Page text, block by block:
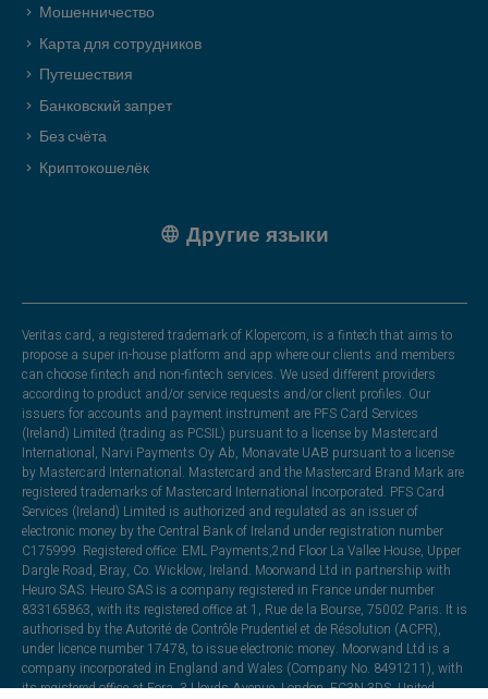
Мошенничество
Карта для сотрудников
Путешествия
Банковский запрет
Без счёта
Криптокошелёк
Другие языки
Veritas card, a registered trademark of Klopercom, is a fintech that aims to
propose a super in-house platform and app where our clients and members
can choose fintech and non-fintech services. We used different providers
according to product and/or service requests and/or client profiles. Our
issuers for accounts and payment instrument are PFS Card Services
(Ireland) Limited (trading as PCSIL) pursuant to a license by Mastercard
International, Narvi Payments Oy Ab, Monavate UAB pursuant to a license
by Mastercard International. Mastercard and the Mastercard Brand Mark are
registered trademarks of Mastercard International Incorporated. PFS Card
Services (Ireland) Limited is authorized and regulated as an issuer of
electronic money by the Central Bank of Ireland under registration number
C175999. Registered office: EML Payments,2nd Floor La Vallee House, Upper
Dargle Road, Bray, Co. Wicklow, Ireland. Moorwand Ltd in partnership with
Heuro SAS. Heuro SAS is a company registered in France under number
833165863, with its registered office at 1, Rue de la Bourse, 75002 Paris. It is
authorised by the Autorité de Contrôle Prudentiel et de Résolution (ACPR),
under licence number 17478, to issue electronic money. Moorwand Ltd is a
company incorporated in England and Wales (Company No. 8491211), with
its registered office at Fora, 3 Lloyds Avenue, London, EC3N 3DS, United